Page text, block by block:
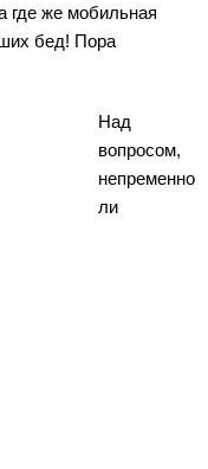
где же мобильная
бед! Пора
Над
вопросом,
непременно
ли